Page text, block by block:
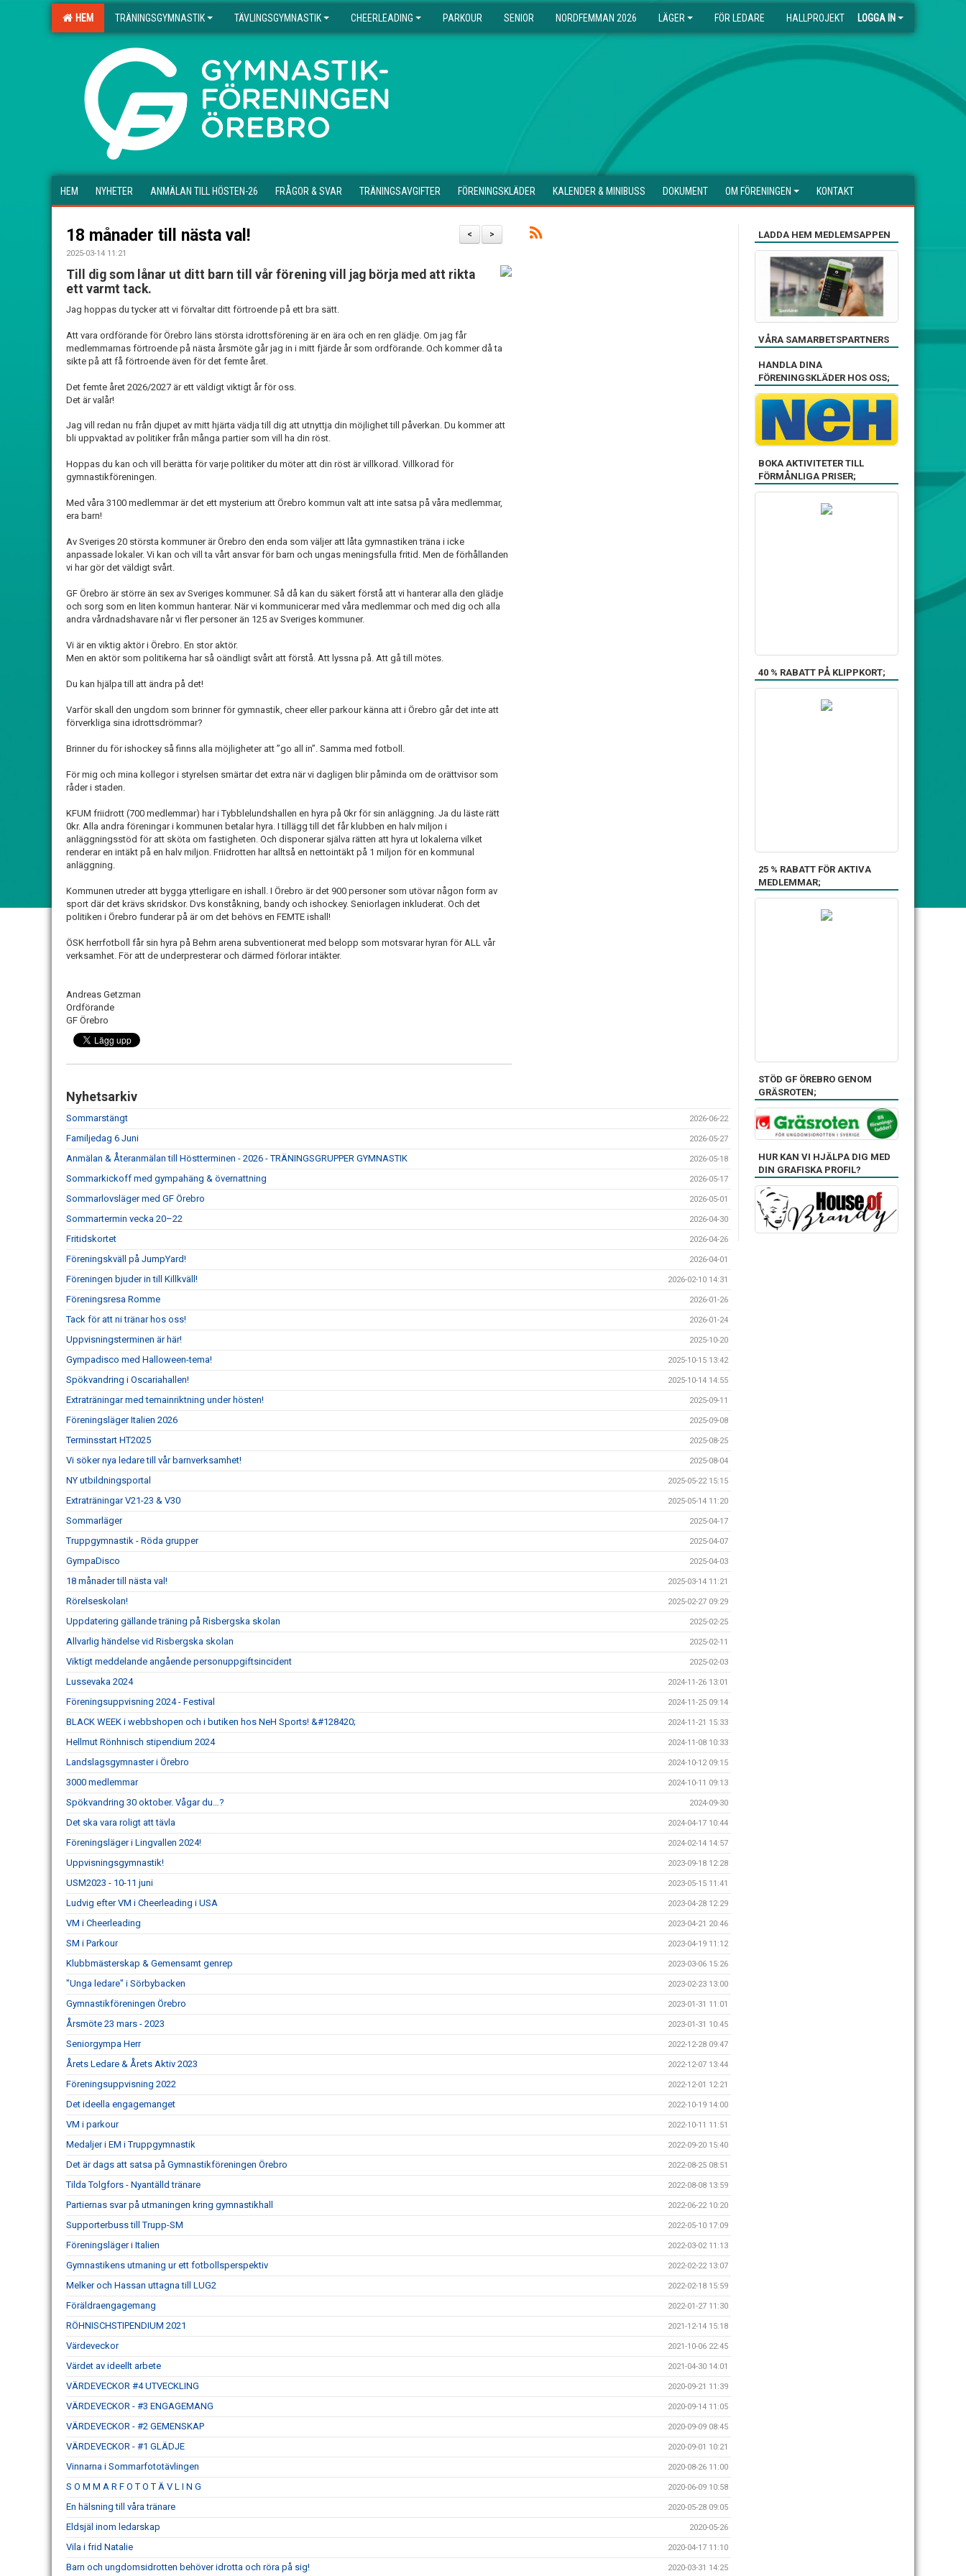
HEM TRÄNINGSGYMNASTIK TÄVLINGSGYMNASTIK CHEERLEADING PARKOUR SENIOR NORDFEMMAN 2026 LÄGER FÖR LEDARE HALLPROJEKT LOGGA IN
.
HEM NYHETER ANMÄLAN TILL HÖSTEN-26 FRÅGOR & SVAR TRÄNINGSAVGIFTER FÖRENINGSKLÄDER KALENDER & MINIBUSS DOKUMENT OM FÖRENINGEN KONTAKT
>
<
18 månader till nästa val!
2025-03-14 11:21
Till dig som lånar ut ditt barn till vår förening vill jag börja med att rikta
ett varmt tack.
Jag hoppas du tycker att vi förvaltar ditt förtroende på ett bra sätt.
Att vara ordförande för Örebro läns största idrottsförening är en ära och en ren glädje. Om jag får
medlemmarnas förtroende på nästa årsmöte går jag in i mitt fjärde år som ordförande. Och kommer då ta
sikte på att få förtroende även för det femte året.
Det femte året 2026/2027 är ett väldigt viktigt år för oss.
Det är valår!
Jag vill redan nu från djupet av mitt hjärta vädja till dig att utnyttja din möjlighet till påverkan. Du kommer att
bli uppvaktad av politiker från många partier som vill ha din röst.
Hoppas du kan och vill berätta för varje politiker du möter att din röst är villkorad. Villkorad för
gymnastikföreningen.
Med våra 3100 medlemmar är det ett mysterium att Örebro kommun valt att inte satsa på våra medlemmar,
era barn!
Av Sveriges 20 största kommuner är Örebro den enda som väljer att låta gymnastiken träna i icke
anpassade lokaler. Vi kan och vill ta vårt ansvar för barn och ungas meningsfulla fritid. Men de förhållanden
vi har gör det väldigt svårt.
GF Örebro är större än sex av Sveriges kommuner. Så då kan du säkert förstå att vi hanterar alla den glädje
och sorg som en liten kommun hanterar. När vi kommunicerar med våra medlemmar och med dig och alla
andra vårdnadshavare når vi fler personer än 125 av Sveriges kommuner.
Vi är en viktig aktör i Örebro. En stor aktör.
Men en aktör som politikerna har så oändligt svårt att förstå. Att lyssna på. Att gå till mötes.
Du kan hjälpa till att ändra på det!
Varför skall den ungdom som brinner för gymnastik, cheer eller parkour känna att i Örebro går det inte att
förverkliga sina idrottsdrömmar?
Brinner du för ishockey så finns alla möjligheter att ”go all in”. Samma med fotboll.
För mig och mina kollegor i styrelsen smärtar det extra när vi dagligen blir påminda om de orättvisor som
råder i staden.
KFUM friidrott (700 medlemmar) har i Tybblelundshallen en hyra på 0kr för sin anläggning. Ja du läste rätt
0kr. Alla andra föreningar i kommunen betalar hyra. I tillägg till det får klubben en halv miljon i
anläggningsstöd för att sköta om fastigheten. Och disponerar själva rätten att hyra ut lokalerna vilket
renderar en intäkt på en halv miljon. Friidrotten har alltså en nettointäkt på 1 miljon för en kommunal
anläggning.
Kommunen utreder att bygga ytterligare en ishall. I Örebro är det 900 personer som utövar någon form av
sport där det krävs skridskor. Dvs konståkning, bandy och ishockey. Seniorlagen inkluderat. Och det
politiken i Örebro funderar på är om det behövs en FEMTE ishall!
ÖSK herrfotboll får sin hyra på Behrn arena subventionerat med belopp som motsvarar hyran för ALL vår
verksamhet. För att de underpresterar och därmed förlorar intäkter.
Andreas Getzman
Ordförande
GF Örebro
Nyhetsarkiv
Sommarstängt 2026-06-22
Familjedag 6 Juni 2026-05-27
Anmälan & Återanmälan till Höstterminen - 2026 - TRÄNINGSGRUPPER GYMNASTIK 2026-05-18
Sommarkickoff med gympahäng & övernattning 2026-05-17
Sommarlovsläger med GF Örebro 2026-05-01
Sommartermin vecka 20–22 2026-04-30
Fritidskortet 2026-04-26
Föreningskväll på JumpYard! 2026-04-01
Föreningen bjuder in till Killkväll! 2026-02-10 14:31
Föreningsresa Romme 2026-01-26
Tack för att ni tränar hos oss! 2026-01-24
Uppvisningsterminen är här! 2025-10-20
Gympadisco med Halloween-tema! 2025-10-15 13:42
Spökvandring i Oscariahallen! 2025-10-14 14:55
Extraträningar med temainriktning under hösten! 2025-09-11
Föreningsläger Italien 2026 2025-09-08
Terminsstart HT2025 2025-08-25
Vi söker nya ledare till vår barnverksamhet! 2025-08-04
NY utbildningsportal 2025-05-22 15:15
Extraträningar V21-23 & V30 2025-05-14 11:20
Sommarläger 2025-04-17
Truppgymnastik - Röda grupper 2025-04-07
GympaDisco 2025-04-03
18 månader till nästa val! 2025-03-14 11:21
Rörelseskolan! 2025-02-27 09:29
Uppdatering gällande träning på Risbergska skolan 2025-02-25
Allvarlig händelse vid Risbergska skolan 2025-02-11
Viktigt meddelande angående personuppgiftsincident 2025-02-03
Lussevaka 2024 2024-11-26 13:01
Föreningsuppvisning 2024 - Festival 2024-11-25 09:14
BLACK WEEK i webbshopen och i butiken hos NeH Sports! &#128420; 2024-11-21 15:33
Hellmut Rönhnisch stipendium 2024 2024-11-08 10:33
Landslagsgymnaster i Örebro 2024-10-12 09:15
3000 medlemmar 2024-10-11 09:13
Spökvandring 30 oktober. Vågar du…? 2024-09-30
Det ska vara roligt att tävla 2024-04-17 10:44
Föreningsläger i Lingvallen 2024! 2024-02-14 14:57
Uppvisningsgymnastik! 2023-09-18 12:28
USM2023 - 10-11 juni 2023-05-15 11:41
Ludvig efter VM i Cheerleading i USA 2023-04-28 12:29
VM i Cheerleading 2023-04-21 20:46
SM i Parkour 2023-04-19 11:12
Klubbmästerskap & Gemensamt genrep 2023-03-06 15:26
"Unga ledare" i Sörbybacken 2023-02-23 13:00
Gymnastikföreningen Örebro 2023-01-31 11:01
Årsmöte 23 mars - 2023 2023-01-31 10:45
Seniorgympa Herr 2022-12-28 09:47
Årets Ledare & Årets Aktiv 2023 2022-12-07 13:44
Föreningsuppvisning 2022 2022-12-01 12:21
Det ideella engagemanget 2022-10-19 14:00
VM i parkour 2022-10-11 11:51
Medaljer i EM i Truppgymnastik 2022-09-20 15:40
Det är dags att satsa på Gymnastikföreningen Örebro 2022-08-25 08:51
Tilda Tolgfors - Nyantälld tränare 2022-08-08 13:59
Partiernas svar på utmaningen kring gymnastikhall 2022-06-22 10:20
Supporterbuss till Trupp-SM 2022-05-10 17:09
Föreningsläger i Italien 2022-03-02 11:13
Gymnastikens utmaning ur ett fotbollsperspektiv 2022-02-22 13:07
Melker och Hassan uttagna till LUG2 2022-02-18 15:59
Föräldraengagemang 2022-01-27 11:30
RÖHNISCHSTIPENDIUM 2021 2021-12-14 15:18
Värdeveckor 2021-10-06 22:45
Värdet av ideellt arbete 2021-04-30 14:01
VÄRDEVECKOR #4 UTVECKLING 2020-09-21 11:39
VÄRDEVECKOR - #3 ENGAGEMANG 2020-09-14 11:05
VÄRDEVECKOR - #2 GEMENSKAP 2020-09-09 08:45
VÄRDEVECKOR - #1 GLÄDJE 2020-09-01 10:21
Vinnarna i Sommarfototävlingen 2020-08-26 11:00
S O M M A R F O T O T Ä V L I N G 2020-06-09 10:58
En hälsning till våra tränare 2020-05-28 09:05
Eldsjäl inom ledarskap 2020-05-26
Vila i frid Natalie 2020-04-17 11:10
Barn och ungdomsidrotten behöver idrotta och röra på sig! 2020-03-31 14:25
LADDA HEM MEDLEMSAPPEN
VÅRA SAMARBETSPARTNERS
HANDLA DINA
FÖRENINGSKLÄDER HOS OSS;
BOKA AKTIVITETER TILL
FÖRMÅNLIGA PRISER;
40 % RABATT PÅ KLIPPKORT;
25 % RABATT FÖR AKTIVA
MEDLEMMAR;
STÖD GF ÖREBRO GENOM
GRÄSROTEN;
HUR KAN VI HJÄLPA DIG MED
DIN GRAFISKA PROFIL?